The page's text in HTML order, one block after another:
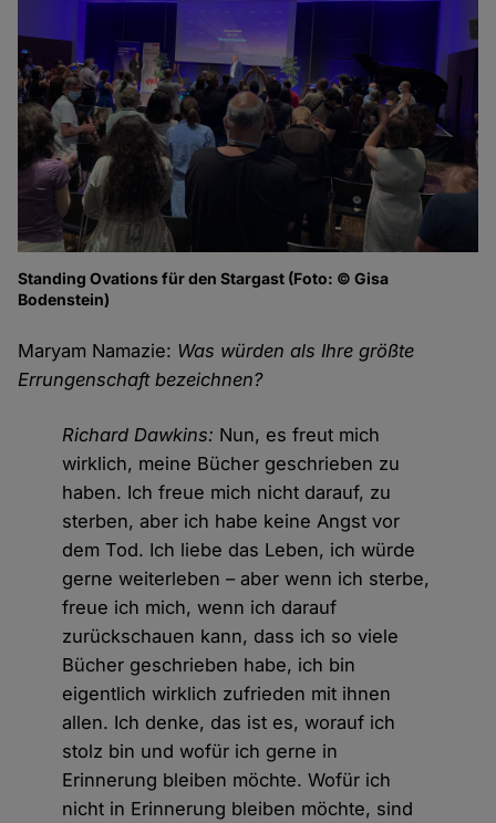
Standing Ovations für den Stargast (Foto: © Gisa
Bodenstein)
Maryam Namazie: Was würden als Ihre größte
Errungenschaft bezeichnen?
Richard Dawkins: Nun, es freut mich
wirklich, meine Bücher geschrieben zu
haben. Ich freue mich nicht darauf, zu
sterben, aber ich habe keine Angst vor
dem Tod. Ich liebe das Leben, ich würde
gerne weiterleben – aber wenn ich sterbe,
freue ich mich, wenn ich darauf
zurückschauen kann, dass ich so viele
Bücher geschrieben habe, ich bin
eigentlich wirklich zufrieden mit ihnen
allen. Ich denke, das ist es, worauf ich
stolz bin und wofür ich gerne in
Erinnerung bleiben möchte. Wofür ich
nicht in Erinnerung bleiben möchte, sind